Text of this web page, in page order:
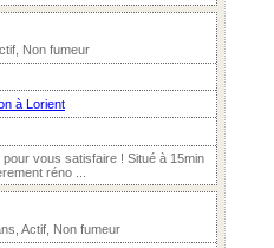
Non fumeur
à Lorient
vous satisfaire ! Situé à 15min
réno ...
Actif, Non fumeur